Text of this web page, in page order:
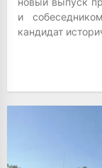
и
кандидат